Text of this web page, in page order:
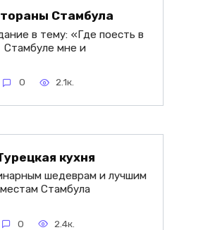
Стамбула
в тему: «Где поесть в
Стамбуле мне и
0 2.1к.
кухня
шедеврам и лучшим
местам Стамбула
0 2.4к.